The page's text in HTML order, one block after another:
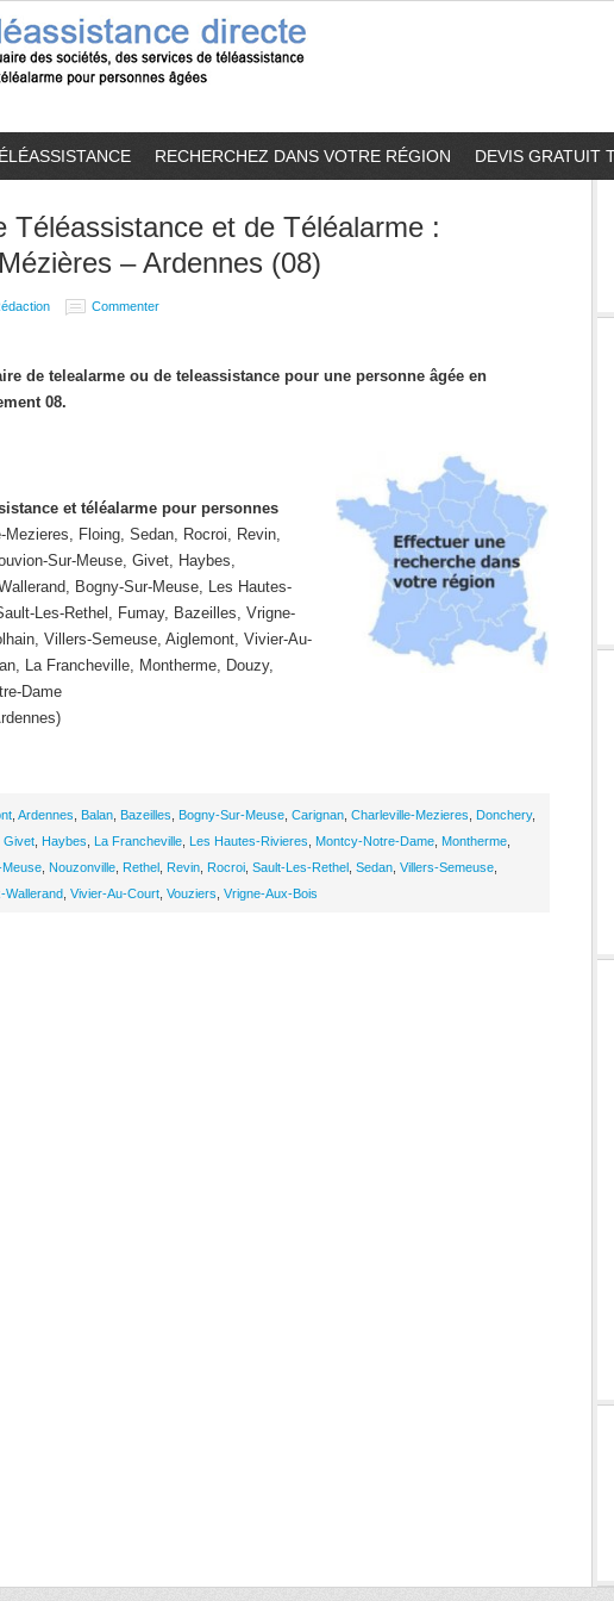
RECHERCHEZ DANS VOTRE RÉGION DEVIS GRATUIT
Téléassistance et de Téléalarme :
– Ardennes (08)
Commenter
de telealarme ou de teleassistance pour une personne âgée en
08.
et téléalarme pour personnes
Mezieres, Floing, Sedan, Rocroi, Revin,
Sur-Meuse, Givet, Haybes,
Bogny-Sur-Meuse, Les Hautes-
Les-Rethel, Fumay, Bazeilles, Vrigne-
Villers-Semeuse, Aiglemont, Vivier-Au-
La Francheville, Montherme, Douzy,
Dame
Ardennes Balan Bazeilles Bogny-Sur-Meuse Carignan Charleville-Mezieres Donchery,
Givet Haybes La Francheville Les Hautes-Rivieres Montcy-Notre-Dame Montherme
Meuse Nouzonville Rethel Revin Rocroi Sault-Les-Rethel Sedan Villers-Semeuse
Wallerand Vivier-Au-Court Vouziers Vrigne-Aux-Bois